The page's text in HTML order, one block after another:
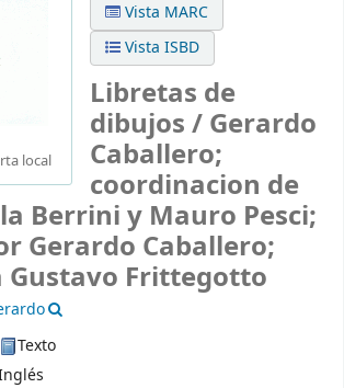
local
Vista MARC
Vista ISBD
Libretas de
dibujos/ Gerardo
Caballero;
coordinacion de
Berrini y Mauro Pesci;
Gerardo Caballero;
Frittegotto
Texto